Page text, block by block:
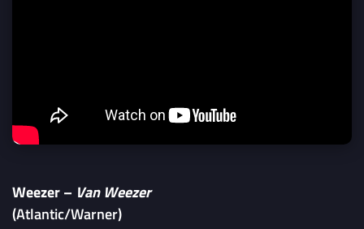
Weezer – Van Weezer
(Atlantic/Warner)